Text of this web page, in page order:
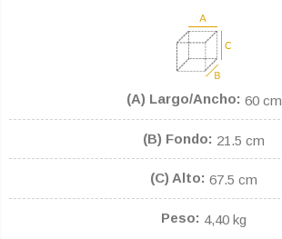
(A) Largo/Ancho 60 cm
(B) Fondo 21.5 cm
(C) Alto 67.5 cm
Peso 4,40 kg